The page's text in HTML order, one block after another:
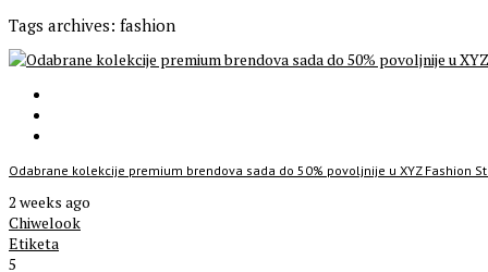
Tags archives: fashion
Odabrane kolekcije premium brendova sada do 50% povoljnije u XYZ Fashion
2 weeks ago
Chiwelook
Etiketa
5